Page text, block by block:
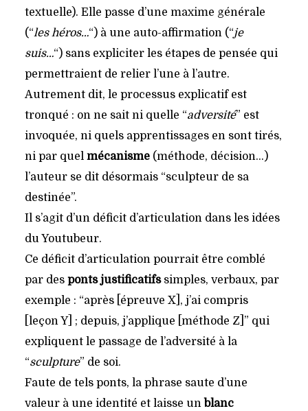
textuelle). Elle passe d’une maxime générale
(“les héros…“) à une auto-affirmation (“je
suis…“) sans expliciter les étapes de pensée qui
permettraient de relier l’une à l’autre.
Autrement dit, le processus explicatif est
tronqué : on ne sait ni quelle “adversité” est
invoquée, ni quels apprentissages en sont tirés,
ni par quel mécanisme(méthode, décision…)
l’auteur se dit désormais “sculpteur de sa
destinée”.
Il s’agit d’un déficit d’articulation dans les idées
du Youtubeur.
Ce déficit d’articulation pourrait être comblé
par des ponts justificatifssimples, verbaux, par
exemple : “après [épreuve X], j’ai compris
[leçon Y] ; depuis, j’applique [méthode Z]” qui
expliquent le passage de l’adversité à la
“sculpture” de soi.
Faute de tels ponts, la phrase saute d’une
valeur à une identité et laisse un blanc